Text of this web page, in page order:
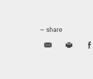
~ share